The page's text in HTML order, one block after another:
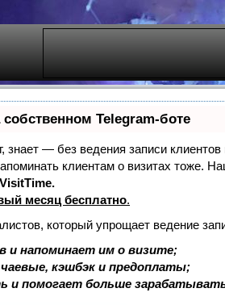
Telegram-боте
знает — без ведения записи
клиентам о визитах тоже.
месяц бесплатно.
который упрощает ведение
и напоминает им о визите;
кэшбэк и предоплаты;
и помогает больше